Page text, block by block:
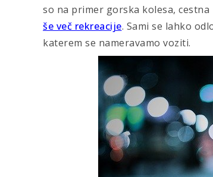
so na primer gorska kolesa,
še več rekreacije. Sami se lahko
katerem se nameravamo voziti.